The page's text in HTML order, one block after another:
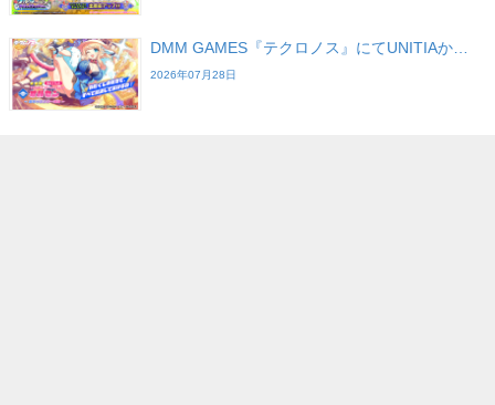
DMM GAMES『テクロノス』にてUNITIAか…
2026年07月28日